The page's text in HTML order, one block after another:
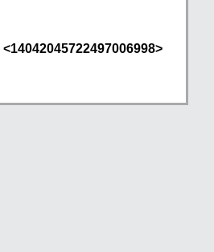
<14042045722497006998>